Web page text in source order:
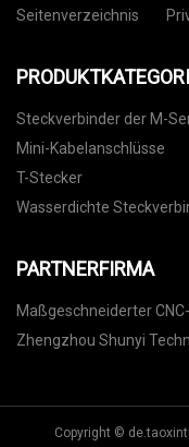
Seitenverzeichnis
Steckverbinder der M-
Mini-Kabelanschlüsse
T-Stecker
Wasserdichte
PARTNERFIRMA
Maßgeschneiderter CNC-
Drehservice
Zhengzhou Shunyi Technologie
Copyright ©